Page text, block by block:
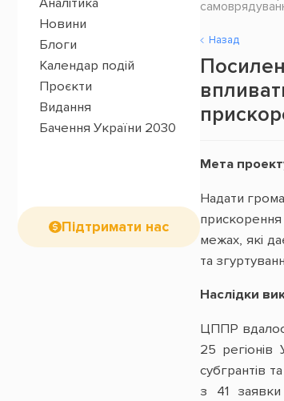
Новини
Блоги
Календар подій
Проєкти
Видання
Бачення України 2030
Підтримати нас
Назад
Мета
Надати
межах, які
та
Наслідки
ЦППР
25 регіонів
субгрантів
з 41 заявки